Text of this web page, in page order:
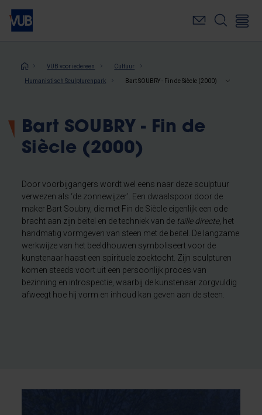
Overslaan
naar
inhoudKruimelpad
VUB voor iedereen Cultuur
Humanistisch Sculpturenpark Bart SOUBRY - Fin de Siècle (2000)
Bart SOUBRY - Fin de
Siècle (2000)
Door voorbijgangers wordt wel eens naar deze sculptuur
verwezen als ‘de zonnewijzer’. Een dwaalspoor door de
maker Bart Soubry, die met Fin de Siècle eigenlijk een ode
bracht aan zijn beitel en de techniek van de taille directe, het
handmatig vormgeven van steen met de beitel. De langzame
werkwijze van het beeldhouwen symboliseert voor de
kunstenaar haast een spirituele zoektocht. Zijn sculpturen
komen steeds voort uit een persoonlijk proces van
bezinning en introspectie, waarbij de kunstenaar zorgvuldig
afweegt hoe hij vorm en inhoud kan geven aan de steen.